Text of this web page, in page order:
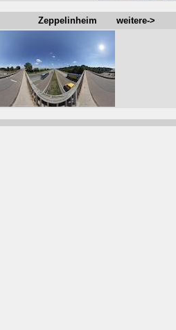
Zeppelinheim weitere->